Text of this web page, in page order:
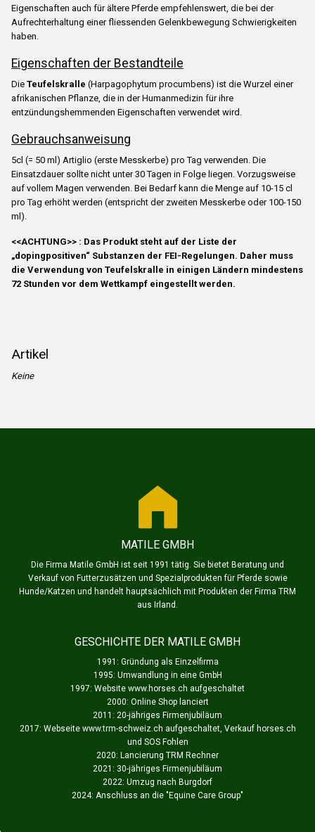
Eigenschaften auch für ältere Pferde empfehlenswert, die bei der
Aufrechterhaltung einer fliessenden Gelenkbewegung Schwierigkeiten
haben.
Eigenschaften der Bestandteile
Die Teufelskralle (Harpagophytum procumbens) ist die Wurzel einer
afrikanischen Pflanze, die in der Humanmedizin für ihre
entzündungshemmenden Eigenschaften verwendet wird.
Gebrauchsanweisung
5cl (= 50 ml) Artiglio (erste Messkerbe) pro Tag verwenden. Die
Einsatzdauer sollte nicht unter 30 Tagen in Folge liegen. Vorzugsweise
auf vollem Magen verwenden. Bei Bedarf kann die Menge auf 10-15 cl
pro Tag erhöht werden (entspricht der zweiten Messkerbe oder 100-150
ml).
<<ACHTUNG>> : Das Produkt steht auf der Liste der
„dopingpositiven“ Substanzen der FEI-Regelungen. Daher muss
die Verwendung von Teufelskralle in einigen Ländern mindestens
72 Stunden vor dem Wettkampf eingestellt werden.
Artikel
Keine
MATILE GMBH
Die Firma Matile GmbH ist seit 1991 tätig. Sie bietet Beratung und
Verkauf von Futterzusätzen und Spezialprodukten für Pferde sowie
Hunde/Katzen und handelt hauptsächlich mit Produkten der Firma TRM
aus Irland.
GESCHICHTE DER MATILE GMBH
1991: Gründung als Einzelfirma
1995: Umwandlung in eine GmbH
1997: Website www.horses.ch aufgeschaltet
2000: Online Shop lanciert
2011: 20-jähriges Firmenjubiläum
2017: Webseite www.trm-schweiz.ch aufgeschaltet, Verkauf horses.ch
und SOS Fohlen
2020: Lancierung TRM Rechner
2021: 30-jähriges Firmenjubiläum
2022: Umzug nach Burgdorf
2024: Anschluss an die "Equine Care Group"